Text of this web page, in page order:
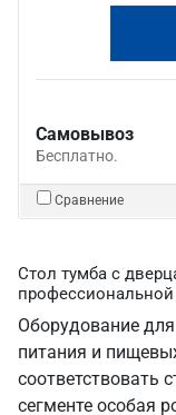
Самовывоз
Бесплатно.
Сравнение
Стол тумба с
Оборудование
питания и
соответствовать
сегменте особая